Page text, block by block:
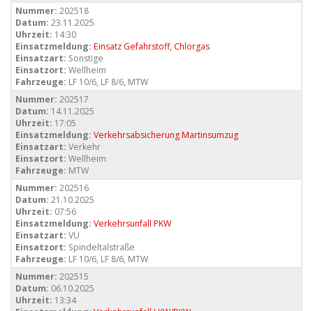
Nummer: 202518
Datum: 23.11.2025
Uhrzeit: 14:30
Einsatzmeldung: Einsatz Gefahrstoff, Chlorgas
Einsatzart: Sonstige
Einsatzort: Wellheim
Fahrzeuge: LF 10/6, LF 8/6, MTW
Nummer: 202517
Datum: 14.11.2025
Uhrzeit: 17:05
Einsatzmeldung: Verkehrsabsicherung Martinsumzug
Einsatzart: Verkehr
Einsatzort: Wellheim
Fahrzeuge: MTW
Nummer: 202516
Datum: 21.10.2025
Uhrzeit: 07:56
Einsatzmeldung: Verkehrsunfall PKW
Einsatzart: VU
Einsatzort: Spindeltalstraße
Fahrzeuge: LF 10/6, LF 8/6, MTW
Nummer: 202515
Datum: 06.10.2025
Uhrzeit: 13:34